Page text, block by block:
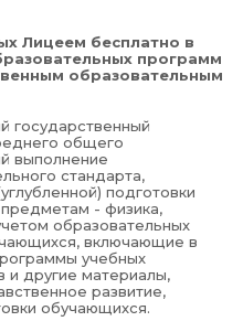
Лицеем бесплатно в
программ
образовательным
государственный
общего
выполнение
стандарта,
подготовки
- физика,
образовательных
включающие в
учебных
и другие материалы,
развитие,
обучающихся.